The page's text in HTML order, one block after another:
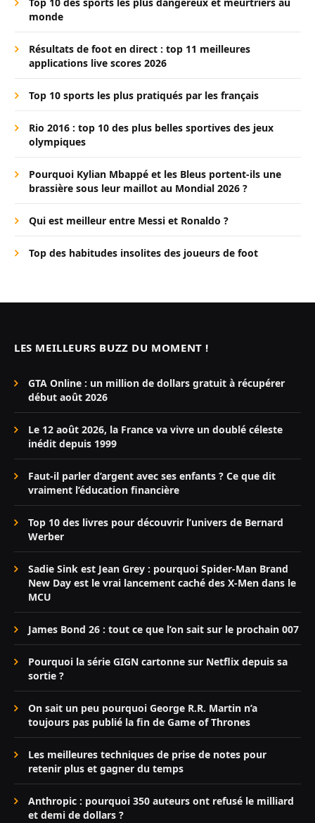
monde
Résultats de foot en direct : top 11 meilleures
applications live scores 2026
Top 10 sports les plus pratiqués par les français
Rio 2016 : top 10 des plus belles sportives des jeux
olympiques
Pourquoi Kylian Mbappé et les Bleus portent-ils une
brassière sous leur maillot au Mondial 2026 ?
Qui est meilleur entre Messi et Ronaldo ?
Top des habitudes insolites des joueurs de foot
LES MEILLEURS BUZZ DU MOMENT !
GTA Online : un million de dollars gratuit à récupérer
début août 2026
Le 12 août 2026, la France va vivre un doublé céleste
inédit depuis 1999
Faut-il parler d’argent avec ses enfants ? Ce que dit
vraiment l’éducation financière
Top 10 des livres pour découvrir l’univers de Bernard
Werber
Sadie Sink est Jean Grey : pourquoi Spider-Man Brand
New Day est le vrai lancement caché des X-Men dans le
MCU
James Bond 26 : tout ce que l’on sait sur le prochain 007
Pourquoi la série GIGN cartonne sur Netflix depuis sa
sortie ?
On sait un peu pourquoi George R.R. Martin n’a
toujours pas publié la fin de Game of Thrones
Les meilleures techniques de prise de notes pour
retenir plus et gagner du temps
Anthropic : pourquoi 350 auteurs ont refusé le milliard
et demi de dollars ?